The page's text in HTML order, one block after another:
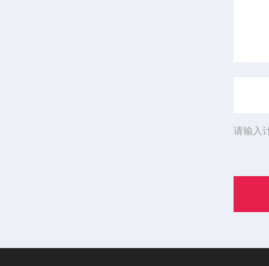
请输入